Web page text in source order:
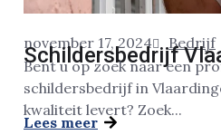
november 17, 2024 Bedrijf
Schildersbedrijf
Bent u op zoek naar een
schildersbedrijf in
kwaliteit levert? Zoek...
Lees meer